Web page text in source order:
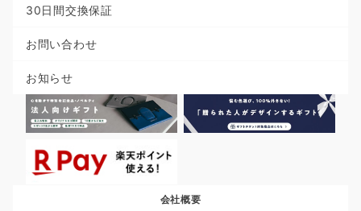
30日間交換保証
お問い合わせ
お知らせ
会社概要